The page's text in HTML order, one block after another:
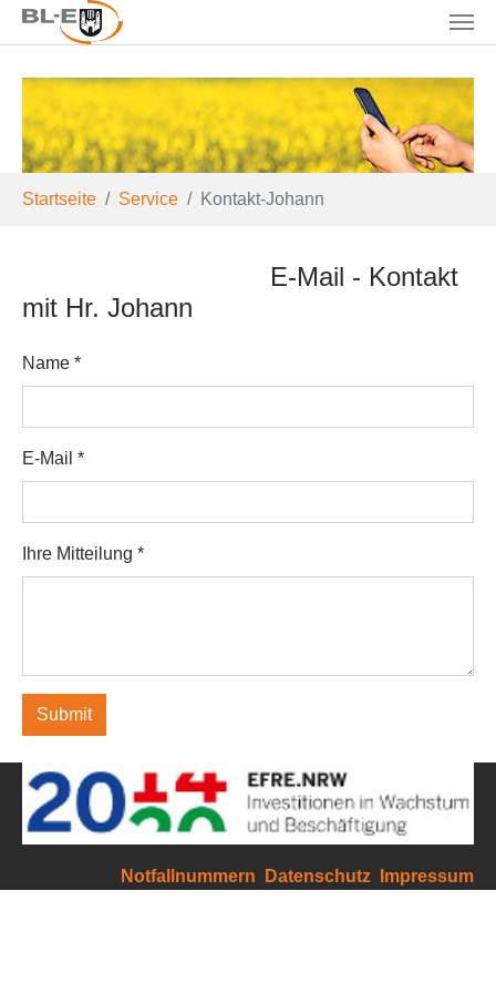
Skip to main content
Startseite Service Kontakt-Johann
E-Mail - Kontakt
mit Hr. Johann
Name *
E-Mail *
Ihre Mitteilung *
Submit
Notfallnummern Datenschutz Impressum